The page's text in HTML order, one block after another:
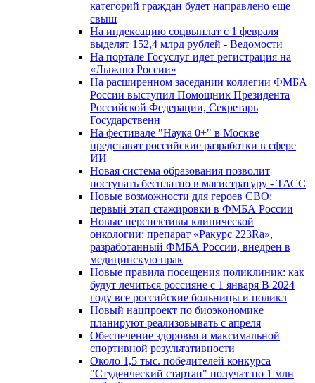
категорий граждан будет направлено еще
свыш
На индексацию соцвыплат с 1 февраля
выделят 152,4 млрд рублей - Ведомости
На портале Госуслуг идет регистрация на
«Лыжню России»
На расширенном заседании коллегии ФМБА
России выступил Помощник Президента
Российской Федерации, Секретарь
Государственн
На фестивале "Наука 0+" в Москве
представят российские разработки в сфере
ИИ
Новая система образования позволит
поступать бесплатно в магистратуру - ТАСС
Новые возможности для героев СВО:
первый этап стажировки в ФМБА России
Новые перспективы клинической
онкологии: препарат «Ракурс 223Ra»,
разработанный ФМБА России, внедрен в
медицинскую прак
Новые правила посещения поликлиник: как
будут лечиться россияне с 1 января В 2024
году все российские больницы и поликл
Новый нацпроект по биоэкономике
планируют реализовывать с апреля
Обеспечение здоровья и максимальной
спортивной результативности
Около 1,5 тыс. победителей конкурса
"Студенческий стартап" получат по 1 млн